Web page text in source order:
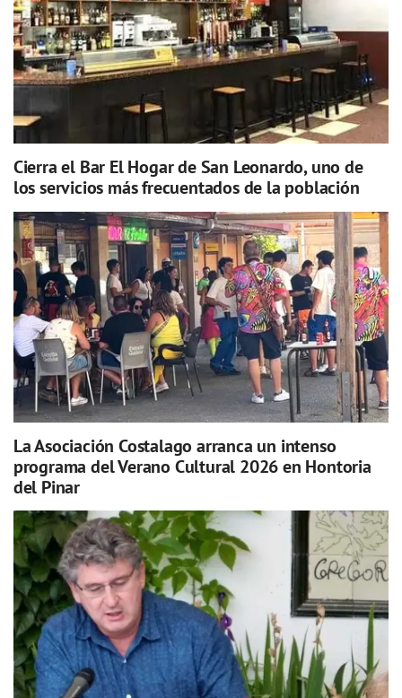
Cierra el Bar El Hogar de San Leonardo, uno de
los servicios más frecuentados de la población
La Asociación Costalago arranca un intenso
programa del Verano Cultural 2026 en Hontoria
del Pinar